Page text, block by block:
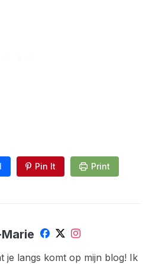
Pin It Print
je langs komt op mijn blog! Ik